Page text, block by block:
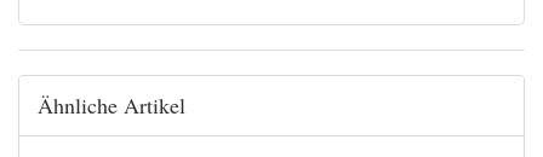
Ähnliche Artikel